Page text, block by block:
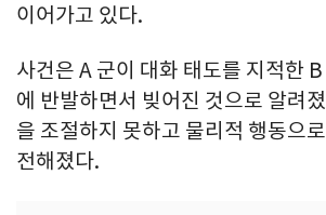
이어가고 있다.
사건은 A 군이 대화 태도를 지적한
에 반발하면서 빚어진 것으로 알려
을 조절하지 못하고 물리적 행동으
전해졌다.